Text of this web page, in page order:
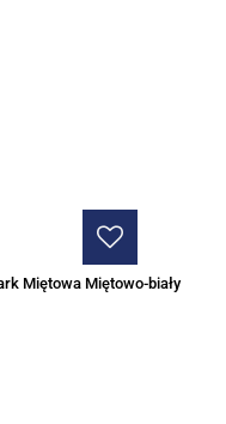
Miętowa Miętowo-biały